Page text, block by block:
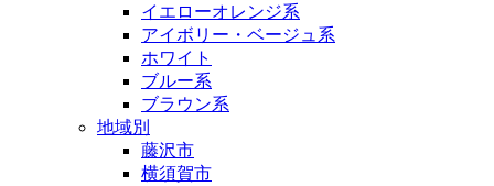
イエローオレンジ系
アイボリー・ベージュ系
ホワイト
ブルー系
ブラウン系
地域別
藤沢市
横須賀市